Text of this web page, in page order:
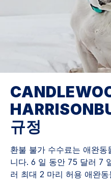
규정
환불 불가 수수료는 애완
니다. 6 일 동안 75 달러 7
러 최대 2 마리 허용 애완